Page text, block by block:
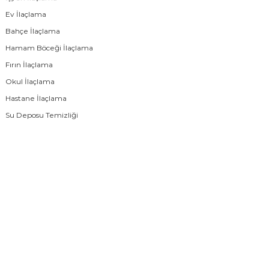
Ev İlaçlama
Bahçe İlaçlama
Hamam Böceği İlaçlama
Fırın İlaçlama
Okul İlaçlama
Hastane İlaçlama
Su Deposu Temizliği